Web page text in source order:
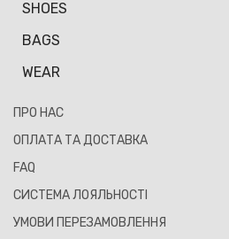
SHOES
BAGS
WEAR
ПРО НАС
ОПЛАТА ТА ДОСТАВКА
FAQ
СИСТЕМА ЛОЯЛЬНОСТІ
УМОВИ ПЕРЕЗАМОВЛЕННЯ